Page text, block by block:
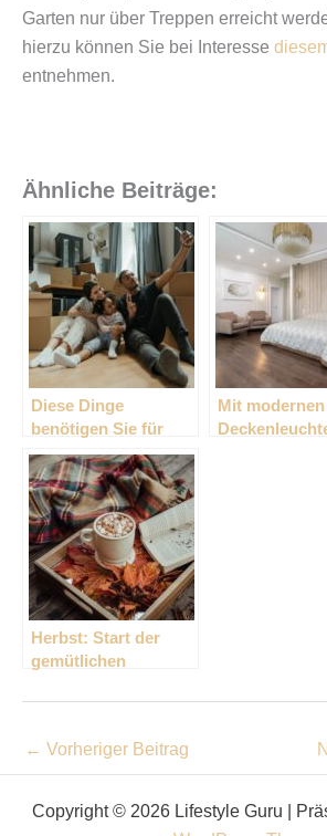
Garten nur über Treppen erreicht
hierzu können Sie bei Interesse
entnehmen.
Ähnliche Beiträge:
Diese Dinge
benötigen Sie für
einen stressfreien
Umzug
Mit modernen
Herbst: Start der
gemütlichen
← Vorheriger Beitrag
Copyright © 2026 Lifestyle Guru |